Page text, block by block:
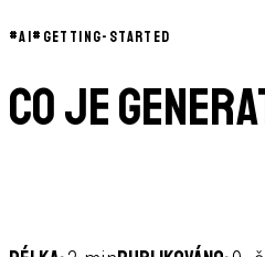
#AI# GETTING-STARTED
Co je